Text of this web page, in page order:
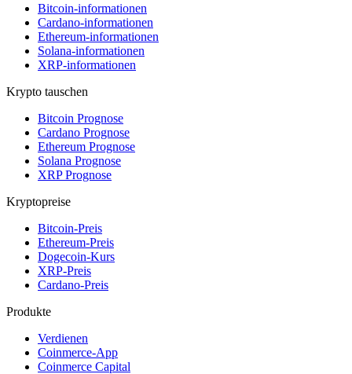
Bitcoin-informationen
Cardano-informationen
Ethereum-informationen
Solana-informationen
XRP-informationen
Krypto tauschen
Bitcoin Prognose
Cardano Prognose
Ethereum Prognose
Solana Prognose
XRP Prognose
Kryptopreise
Bitcoin-Preis
Ethereum-Preis
Dogecoin-Kurs
XRP-Preis
Cardano-Preis
Produkte
Verdienen
Coinmerce-App
Coinmerce Capital